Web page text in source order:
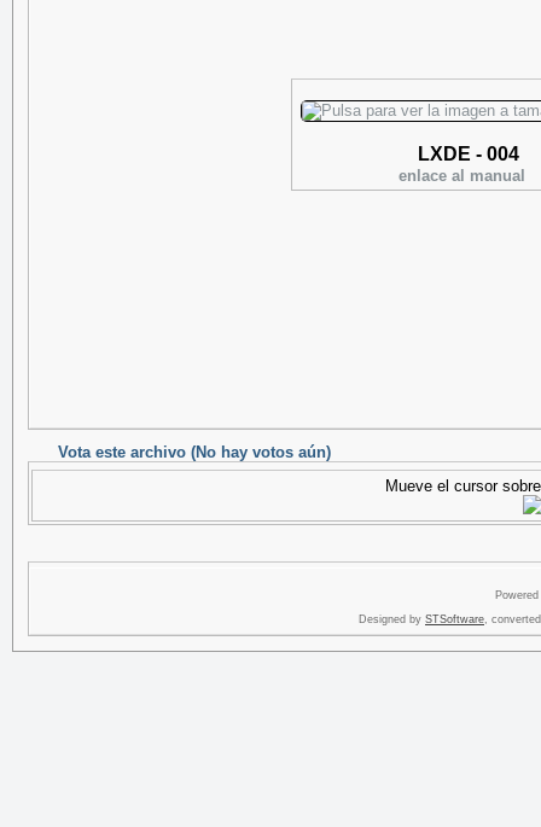
LXDE - 004
enlace al manual
Vota este archivo (No hay votos aún)
Mueve el cursor
Designed by STSoftware,